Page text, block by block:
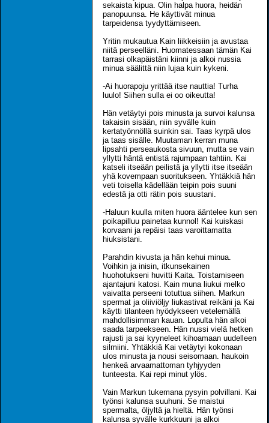
sekaista kipua. Olin halpa huora, heidän
panopuunsa. He käyttivät minua
tarpeidensa tyydyttämiseen.
Yritin mukautua Kain liikkeisiin ja avustaa
niitä perseelläni. Huomatessaan tämän Kai
tarrasi olkapäistäni kiinni ja alkoi nussia
minua säälittä niin lujaa kuin kykeni.
-Ai huorapoju yrittää itse nauttia! Turha
luulo! Siihen sulla ei oo oikeutta!
Hän vetäytyi pois minusta ja survoi kalunsa
takaisin sisään, niin syvälle kuin
kertatyönnöllä suinkin sai. Taas kyrpä ulos
ja taas sisälle. Muutaman kerran muna
lipsahti perseaukosta sivuun, mutta se vain
yllytti häntä entistä rajumpaan tahtiin. Kai
katseli itseään peilistä ja yllytti itse itseään
yhä kovempaan suoritukseen. Yhtäkkiä hän
veti toisella kädellään teipin pois suuni
edestä ja otti rätin pois suustani.
-Haluun kuulla miten huora ääntelee kun sen
poikapilluu painetaa kunnol! Kai kuiskasi
korvaani ja repäisi taas varoittamatta
hiuksistani.
Parahdin kivusta ja hän kehui minua.
Voihkin ja inisin, itkunsekainen
huohotukseni huvitti Kaita. Toistamiseen
ajantajuni katosi. Kain muna liukui melko
vaivatta perseeni totuttua siihen. Markun
spermat ja oliiviöljy liukastivat reikäni ja Kai
käytti tilanteen hyödykseen vetelemällä
mahdollisimman kauan. Lopulta hän alkoi
saada tarpeekseen. Hän nussi vielä hetken
rajusti ja sai kyyneleet kihoamaan uudelleen
silmiini. Yhtäkkiä Kai vetäytyi kokonaan
ulos minusta ja nousi seisomaan. haukoin
henkeä arvaamattoman tyhjyyden
tunteesta. Kai repi minut ylös.
Vain Markun tukemana pysyin polvillani. Kai
työnsi kalunsa suuhuni. Se maistui
spermalta, öljyltä ja hieltä. Hän työnsi
kalunsa syvälle kurkkuuni ja alkoi